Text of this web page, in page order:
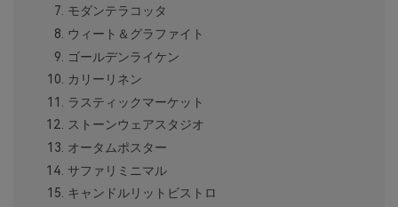
モダンテラコッタ
ウィート＆グラファイト
ゴールデンライケン
カリーリネン
ラスティックマーケット
ストーンウェアスタジオ
オータムポスター
サファリミニマル
キャンドルリットビストロ